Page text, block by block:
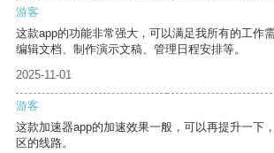
游客
这款app的功能非常强大，可以满足我所有的工作
编辑文档、制作演示文稿、管理日程安排等。
2025-11-01
游客
这款加速器app的加速效果一般，可以再提升一下
区的线路。